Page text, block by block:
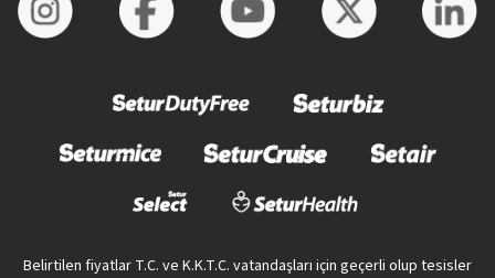
Belirtilen fiyatlar T.C. ve K.K.T.C. vatandaşları için geçerli olup tesisler